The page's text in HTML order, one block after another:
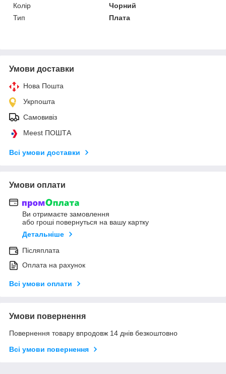
Колір
Чорний
Тип
Плата
Умови доставки
Нова Пошта
Укрпошта
Самовивіз
Meest ПОШТА
Всі умови доставки
Умови оплати
Ви отримаєте замовлення
або гроші повернуться на вашу картку
Детальніше
Післяплата
Оплата на рахунок
Всі умови оплати
Умови повернення
Повернення товару впродовж 14 днів безкоштовно
Всі умови повернення